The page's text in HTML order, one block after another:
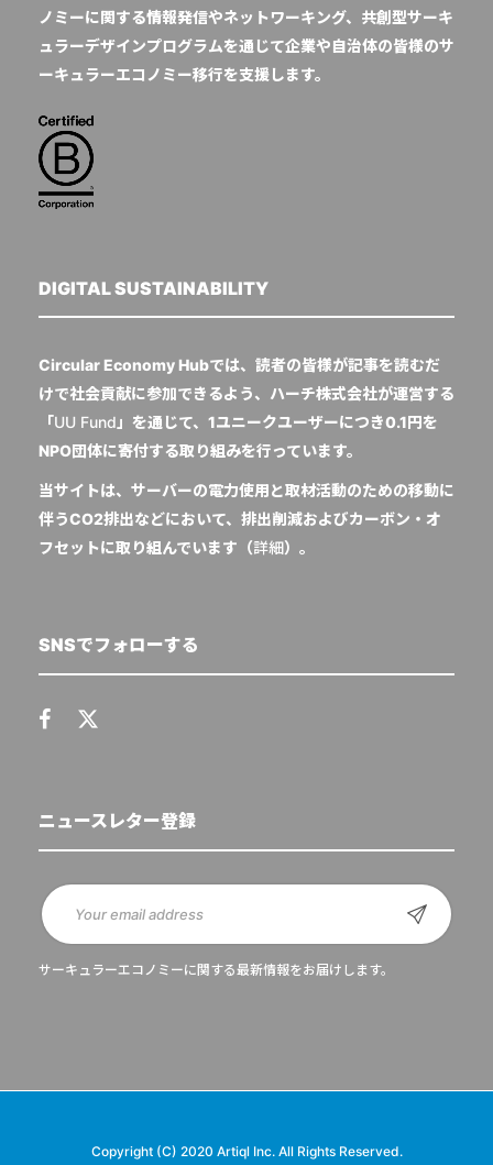
ノミーに関する情報発信やネットワーキング、共創型サーキ
ュラーデザインプログラムを通じて企業や自治体の皆様のサ
ーキュラーエコノミー移行を支援します。
DIGITAL SUSTAINABILITY
Circular Economy Hubでは、読者の皆様が記事を読むだ
けで社会貢献に参加できるよう、ハーチ株式会社が運営する
「UU Fund 」を通じて、1ユニークユーザーにつき0.1円を
NPO団体に寄付する取り組みを行っています。
当サイトは、サーバーの電力使用と取材活動のための移動に
伴うCO2排出などにおいて、排出削減およびカーボン・オ
フセットに取り組んでいます（詳細）。
SNSでフォローする
ニュースレター登録
サーキュラーエコノミーに関する最新情報をお届けします。
Copyright (C) 2020 Artiql Inc. All Rights Reserved.